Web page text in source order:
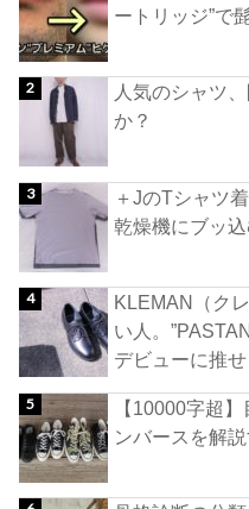
ートリッジ”で
人気のシャツ
か？
＋JのTシャツ
乾燥機にブッ込
KLEMAN（ク
い人。
デビューに推せ
【10000字超
ンバースを解説